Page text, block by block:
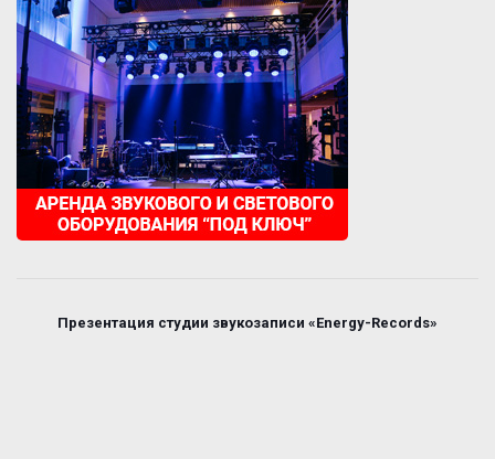
Презентация студии звукозаписи «Energy-Records»